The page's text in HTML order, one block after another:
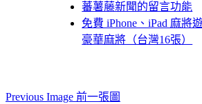
蕃薯藤新聞的留言功能
免費 iPhone、iPad 麻將
豪華麻將（台灣16張）
Previous Image 前一張圖